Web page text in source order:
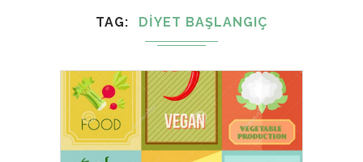
TAG DIYET BAŞLANGIÇ